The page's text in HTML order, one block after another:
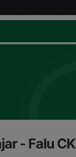
- Falu CK